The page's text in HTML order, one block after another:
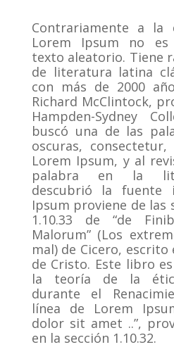
Contrariamente a la
Lorem Ipsum no es
texto aleatorio. Tiene
de literatura latina
con más de 2000
Richard McClintock,
Hampden-Sydney
buscó una de las
oscuras,
Lorem Ipsum, y al
palabra en la
descubrió la fuente
Ipsum proviene de las
1.10.33 de “de
Malorum” (Los
mal) de Cicero, escrito
de Cristo. Este libro
la teoría de la
durante el
línea de Lorem
dolor sit amet ..”,
en la sección 1.10.32.